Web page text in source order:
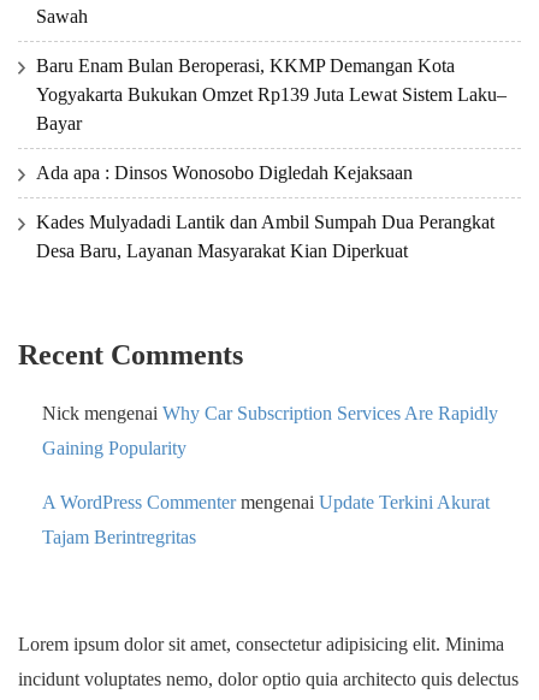
Sawah
Baru Enam Bulan Beroperasi, KKMP Demangan Kota
Yogyakarta Bukukan Omzet Rp139 Juta Lewat Sistem Laku–
Bayar
Ada apa : Dinsos Wonosobo Digledah Kejaksaan
Kades Mulyadadi Lantik dan Ambil Sumpah Dua Perangkat
Desa Baru, Layanan Masyarakat Kian Diperkuat
Recent Comments
Nick mengenai Why Car Subscription Services Are Rapidly
Gaining Popularity
A WordPress Commentermengenai Update Terkini Akurat
Tajam Berintregritas
Lorem ipsum dolor sit amet, consectetur adipisicing elit. Minima
incidunt voluptates nemo, dolor optio quia architecto quis delectus